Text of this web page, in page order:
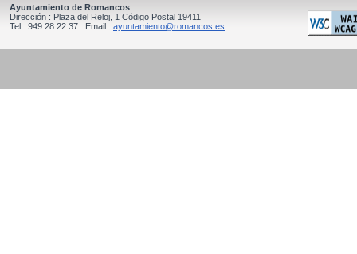
Ayuntamiento de Romancos
Dirección : Plaza del Reloj, 1 Código Postal 19411
Tel.: 949 28 22 37 Email : ayuntamiento@romancos.es